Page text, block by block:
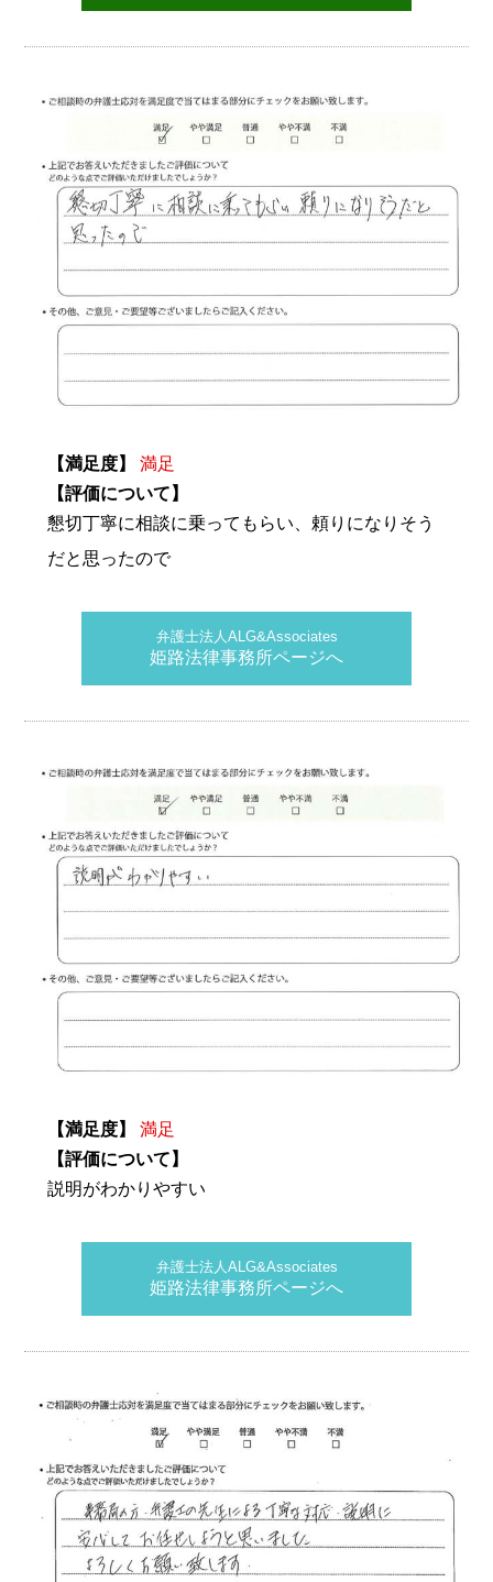
【満足度】
満足
【評価について】
懇切丁寧に相談に乗ってもらい、頼りになりそう
だと思ったので
弁護士法人ALG&Associates
姫路法律事務所ページへ
【満足度】
満足
【評価について】
説明がわかりやすい
弁護士法人ALG&Associates
姫路法律事務所ページへ